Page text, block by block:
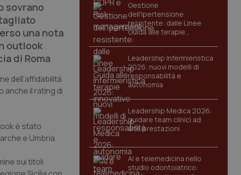
sovrano
una nota
outlook
di Roma
dell’affidabilità
anche il rating di
è stato
e Umbria.
sui titoli
Gestione
dell'Ipertensione
resistente: dalle Linee
Guida alle terapie
innovative
Leadership Infermieristica
2026: nuovi modelli di
responsabilità e
autonomia
Leadership Medica 2026:
guidare team clinici ad
alte prestazioni
AI e telemedicina nello
studio odontoiatrico: